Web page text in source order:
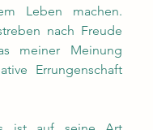
Leben machen.
nach Freude
meiner Meinung
Errungenschaft